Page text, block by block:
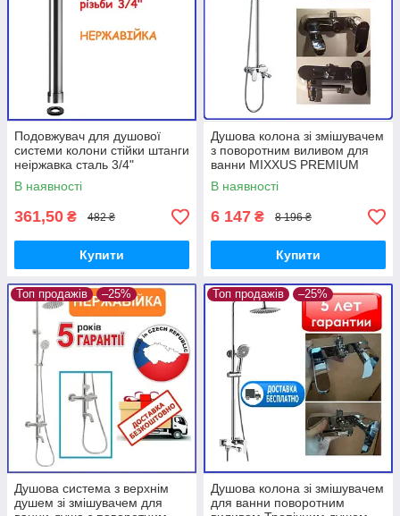
Подовжувач для душової
системи колони стійки штанги
неіржавка сталь 3/4"
завдовжки 30 см ZERIX
LR77505 SUS304
В наявності
361,50 ₴ 482 ₴
Купити
Душова колона зі змішувачем
з поворотним виливом для
ванни MIXXUS PREMIUM
BARCELONA Chr-009-J
(MI1669)
В наявності
6 147 ₴ 8 196 ₴
Купити
Топ продажів –25%
Душова система з верхнім
душем зі змішувачем для
Топ продажів –25%
Душова колона зі змішувачем
для ванни поворотним